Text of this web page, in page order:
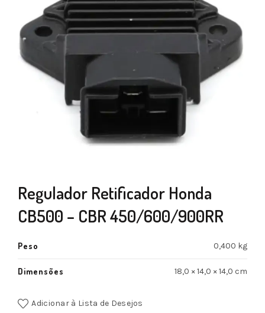
Regulador Retificador Honda
CB500 – CBR 450/600/900RR
Peso 0,400 kg
Dimensões 18,0 × 14,0 × 14,0 cm
Adicionar à Lista de Desejos